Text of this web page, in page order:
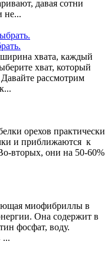
давая сотни
не...
хвата, каждый
хват, который
рассмотрим
орехов практически
и приближаются к
вторых, они на 50-60%
миофибриллы в
Она содержит в
фосфат, воду.
...